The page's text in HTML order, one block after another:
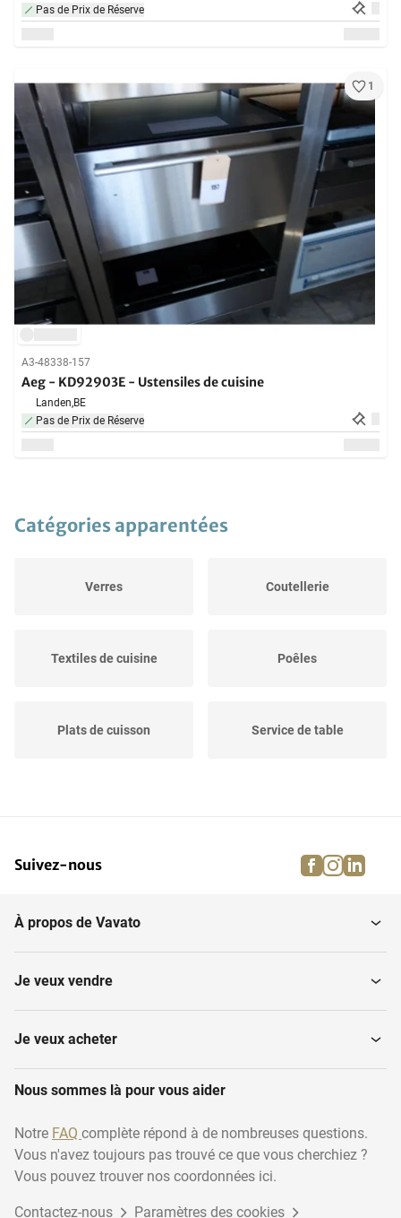
Pas de Prix de Réserve
1
A3-48338-157
Aeg - KD92903E - Ustensiles de cuisine
Landen,BE
Pas de Prix de Réserve
Catégories apparentées
Verres Coutellerie
Textiles de cuisine Poêles
Plats de cuisson Service de table
Suivez-nous facebook
À propos de Vavato
Je veux vendre
Je veux acheter
Nous sommes là pour vous aider
Notre FAQ complète répond à de nombreuses questions.
Vous n'avez toujours pas trouvé ce que vous cherchiez ?
Vous pouvez trouver nos coordonnées ici.
Contactez-nous Paramètres des cookies